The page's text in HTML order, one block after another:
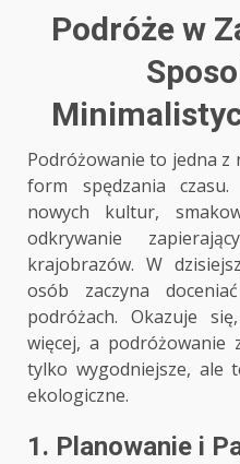
Podróże w
Podróżowanie to jedna z
form spędzania
nowych kultur,
odkrywanie
krajobrazów. W
osób zaczyna
podróżach. Okazuje
więcej, a podróżowanie
tylko wygodniejsze, ale
ekologiczne.
1. Planowanie i